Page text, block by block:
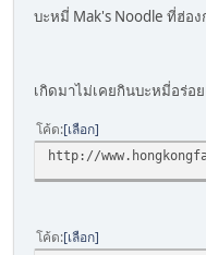
บะหมี่ Mak's Noodle ที่ฮ่อ
เกิดมาไม่เคยกินบะหมี่อร่อ
โค้ด เลือก
http://
โค้ด เลือก